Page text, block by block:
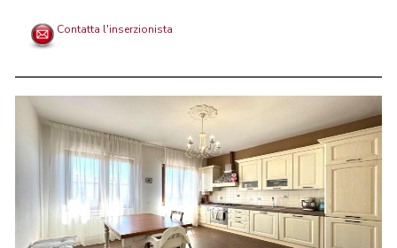
Contatta l'inserzionista